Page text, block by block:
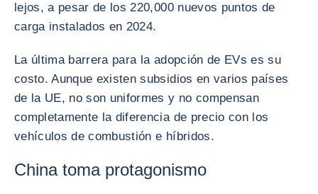
lejos, a pesar de los 220,000 nuevos puntos de
carga instalados en 2024.
La última barrera para la adopción de EVs es su
costo. Aunque existen subsidios en varios países
de la UE, no son uniformes y no compensan
completamente la diferencia de precio con los
vehículos de combustión e híbridos.
China toma protagonismo